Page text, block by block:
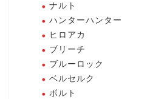
ナルト
ハンターハンター
ヒロアカ
ブリーチ
ブルーロック
ベルセルク
ボルト